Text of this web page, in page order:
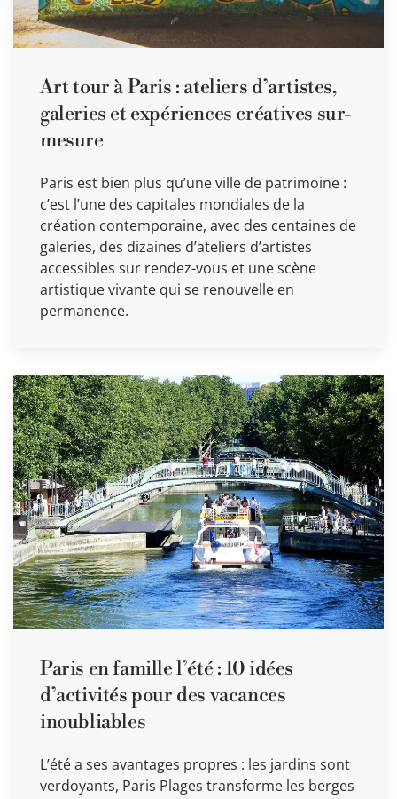
Art tour à Paris : ateliers d’artistes,
galeries et expériences créatives sur-
mesure
Paris est bien plus qu’une ville de patrimoine :
c’est l’une des capitales mondiales de la
création contemporaine, avec des centaines de
galeries, des dizaines d’ateliers d’artistes
accessibles sur rendez-vous et une scène
artistique vivante qui se renouvelle en
permanence.
Paris en famille l’été : 10 idées
d’activités pour des vacances
inoubliables
L’été a ses avantages propres : les jardins sont
verdoyants, Paris Plages transforme les berges